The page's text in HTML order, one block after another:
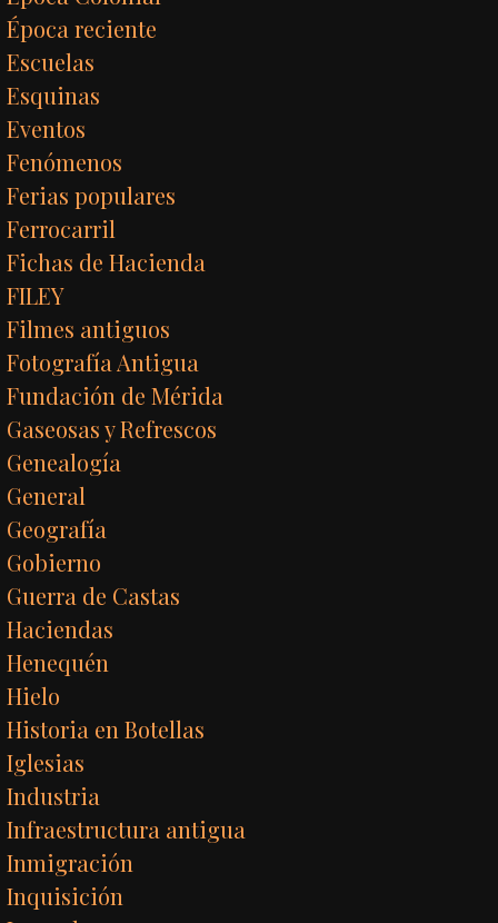
Época reciente
Escuelas
Esquinas
Eventos
Fenómenos
Ferias populares
Ferrocarril
Fichas de Hacienda
FILEY
Filmes antiguos
Fotografía Antigua
Fundación de Mérida
Gaseosas y Refrescos
Genealogía
General
Geografía
Gobierno
Guerra de Castas
Haciendas
Henequén
Hielo
Historia en Botellas
Iglesias
Industria
Infraestructura antigua
Inmigración
Inquisición